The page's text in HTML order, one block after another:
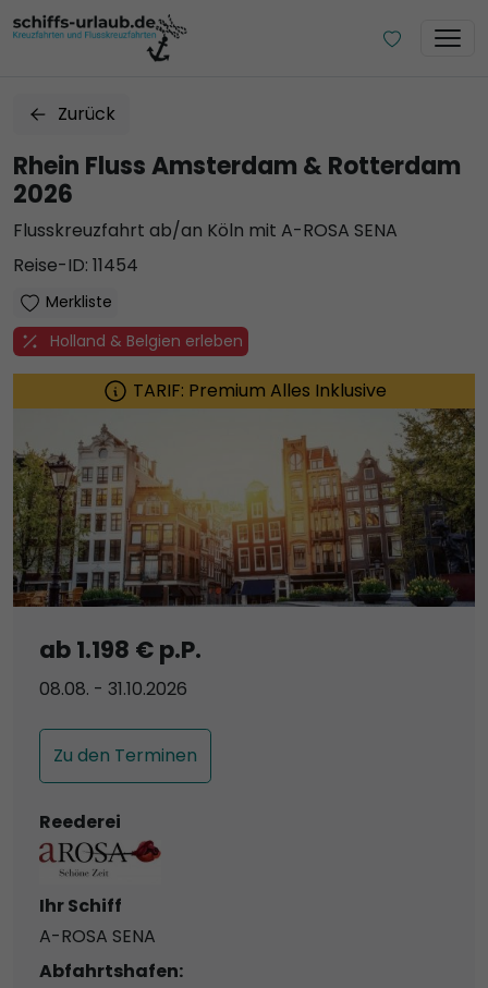
Zurück
Rhein Fluss Amsterdam & Rotterdam
2026
Flusskreuzfahrt ab/an Köln mit A-ROSA SENA
Reise-ID: 11454
Merkliste
Holland & Belgien erleben
TARIF: Premium Alles Inklusive
ab 1.198 € p.P.
08.08. - 31.10.2026
Zu den Terminen
Reederei
Ihr Schiff
A-ROSA SENA
Abfahrtshafen: